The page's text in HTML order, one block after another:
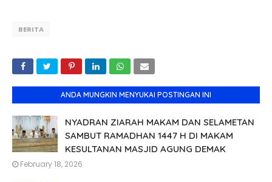
BERITA
ANDA MUNGKIN MENYUKAI POSTINGAN INI
NYADRAN ZIARAH MAKAM DAN SELAMETAN
SAMBUT RAMADHAN 1447 H DI MAKAM
KESULTANAN MASJID AGUNG DEMAK
February 18, 2026